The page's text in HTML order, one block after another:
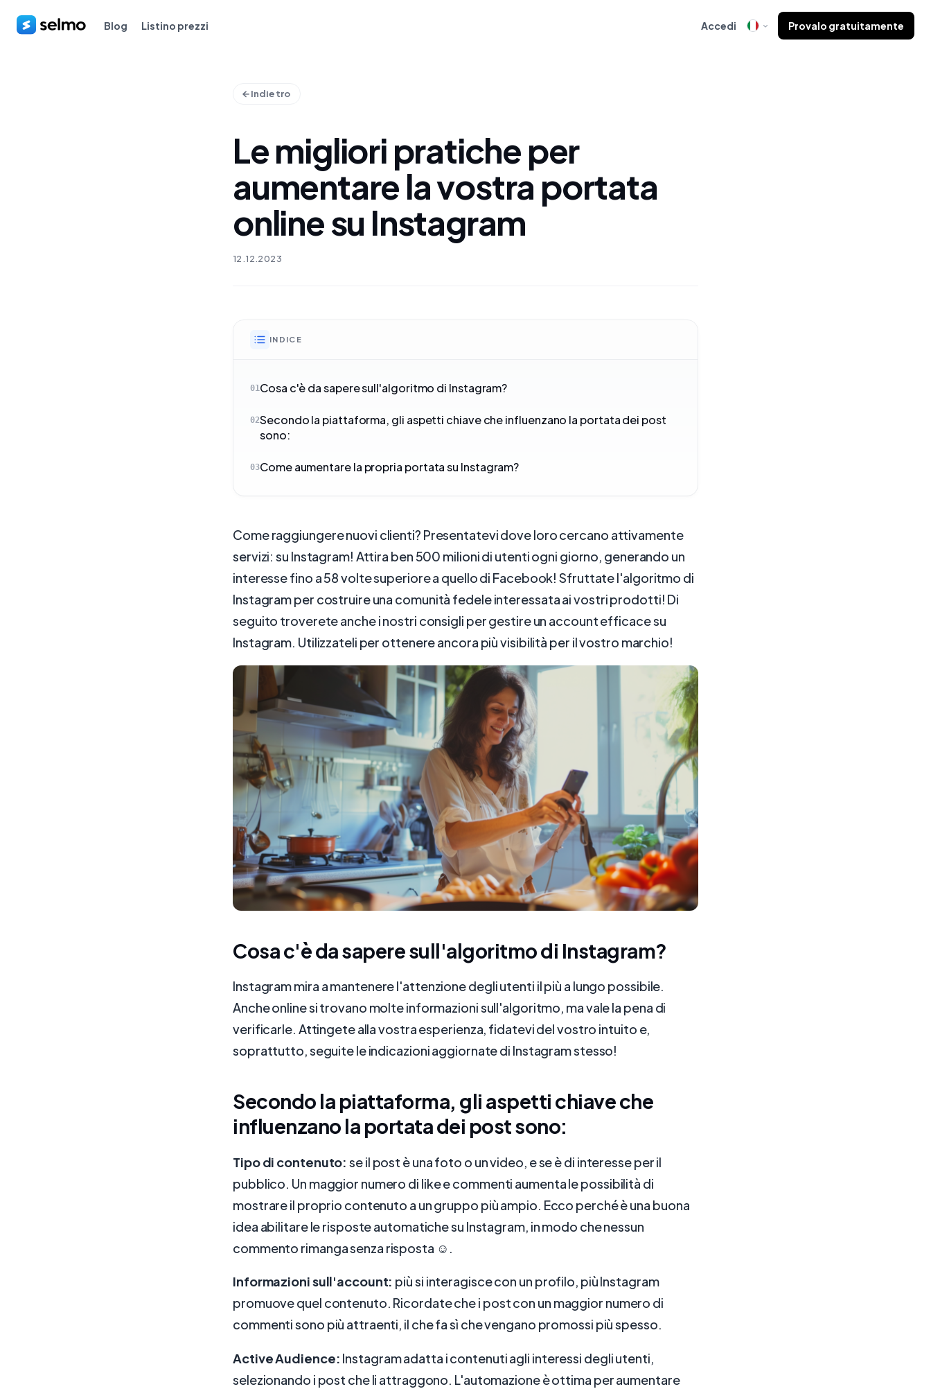
Blog Listino prezzi Accedi Provalo gratuitamente
Indietro
Le migliori pratiche per
aumentare la vostra portata
online su Instagram
12.12.2023
INDICE
01Cosa c'è da sapere sull'algoritmo di Instagram?
02Secondo la piattaforma, gli aspetti chiave che influenzano la portata dei post
sono:
03Come aumentare la propria portata su Instagram?
Come raggiungere nuovi clienti? Presentatevi dove loro cercano attivamente
servizi: su Instagram! Attira ben 500 milioni di utenti ogni giorno, generando un
interesse fino a 58 volte superiore a quello di Facebook! Sfruttate l'algoritmo di
Instagram per costruire una comunità fedele interessata ai vostri prodotti! Di
seguito troverete anche i nostri consigli per gestire un account efficace su
Instagram. Utilizzateli per ottenere ancora più visibilità per il vostro marchio!
Cosa c'è da sapere sull'algoritmo di Instagram?
Instagram mira a mantenere l'attenzione degli utenti il più a lungo possibile.
Anche online si trovano molte informazioni sull'algoritmo, ma vale la pena di
verificarle. Attingete alla vostra esperienza, fidatevi del vostro intuito e,
soprattutto, seguite le indicazioni aggiornate di Instagram stesso!
Secondo la piattaforma, gli aspetti chiave che
influenzano la portata dei post sono:
Tipo di contenuto:se il post è una foto o un video, e se è di interesse per il
pubblico. Un maggior numero di like e commenti aumenta le possibilità di
mostrare il proprio contenuto a un gruppo più ampio. Ecco perché è una buona
idea abilitare le risposte automatiche su Instagram, in modo che nessun
commento rimanga senza risposta ☺️.
Informazioni sull'account: più si interagisce con un profilo, più Instagram
promuove quel contenuto. Ricordate che i post con un maggior numero di
commenti sono più attraenti, il che fa sì che vengano promossi più spesso.
Active Audience: Instagram adatta i contenuti agli interessi degli utenti,
selezionando i post che li attraggono. L'automazione è ottima per aumentare